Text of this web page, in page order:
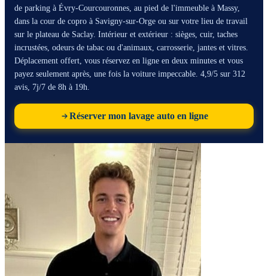
de parking à Évry-Courcouronnes, au pied de l'immeuble à Massy,
dans la cour de copro à Savigny-sur-Orge ou sur votre lieu de travail
sur le plateau de Saclay. Intérieur et extérieur : sièges, cuir, taches
incrustées, odeurs de tabac ou d'animaux, carrosserie, jantes et vitres.
Déplacement offert, vous réservez en ligne en deux minutes et vous
payez seulement après, une fois la voiture impeccable. 4,9/5 sur 312
avis, 7j/7 de 8h à 19h.
Réserver mon lavage auto en ligne